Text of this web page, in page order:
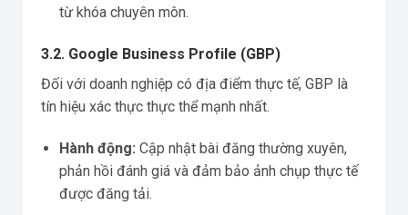
từ khóa chuyên môn.
3.2. Google Business Profile (GBP)
Đối với doanh nghiệp có địa điểm thực tế, GBP là
tín hiệu xác thực thực thể mạnh nhất.
Hành động: Cập nhật bài đăng thường xuyên,
phản hồi đánh giá và đảm bảo ảnh chụp thực tế
được đăng tải.